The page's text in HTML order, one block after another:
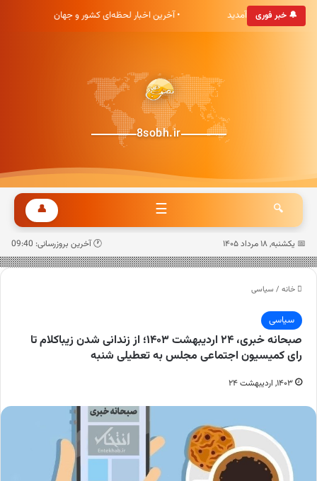
🔔 خبر فوری
هشت صبح خوش آمدید • آخرین اخبار لحظه‌ای کشور و جهان
8sobh.ir
🔍
☰
👤
📅 یکشنبه, ۱۸ مرداد ۱۴۰۵ 🕐 آخرین بروزرسانی: 09:40
خانه / سیاسی
سیاسی
صبحانه خبری، ۲۴ اردیبهشت ۱۴۰۳؛ از زندانی شدن زیباکلام تا
رای کمیسیون اجتماعی مجلس به تعطیلی شنبه
۱۴۰۳, اردیبهشت ۲۴